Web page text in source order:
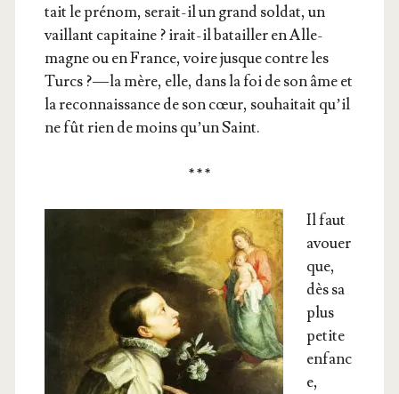
tait le pré­nom, serait-il un grand sol­dat, un
vaillant capi­taine ? irait-il batailler en Alle­
magne ou en France, voire jusque contre les
Turcs ? — la mère, elle, dans la foi de son âme et
la recon­nais­sance de son cœur, sou­hai­tait qu’il
ne fût rien de moins qu’un Saint.
* * *
Il faut
avouer
que,
dès sa
plus
petite
enfanc
e,